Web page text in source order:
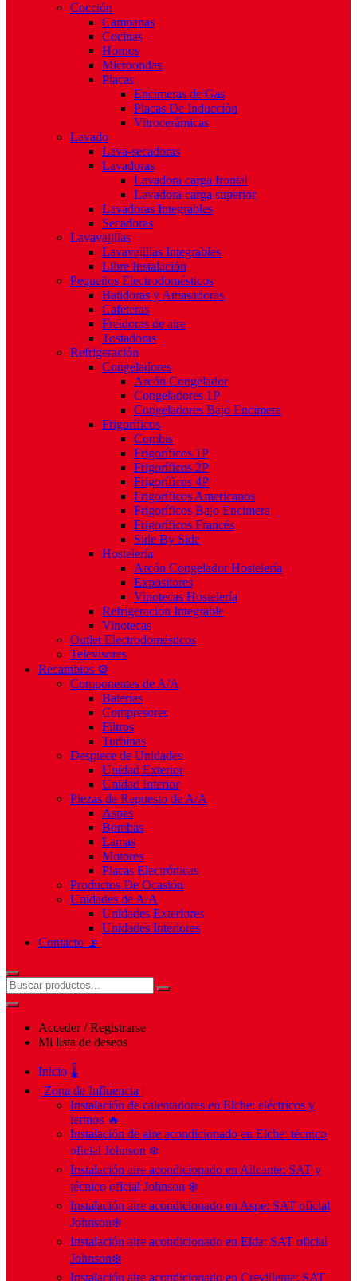
Cocción
Campanas
Cocinas
Hornos
Microondas
Placas
Encimeras de Gas
Placas De Inducción
Vitrocerámicas
Lavado
Lava-secadoras
Lavadoras
Lavadora carga frontal
Lavadora carga superior
Lavadoras Integrables
Secadoras
Lavavajillas
Lavavajillas Integrables
Libre Instalación
Pequeños Electrodomésticos
Batidoras y Amasadoras
Cafeteras
Freidoras de aire
Tostadoras
Refrigeración
Congeladores
Arcón Congelador
Congeladores 1P
Congeladores Bajo Encimera
Frigoríficos
Combis
Frigoríficos 1P
Frigoríficos 2P
Frigoríficos 4P
Frigoríficos Americanos
Frigoríficos Bajo Encimera
Frigoríficos Francés
Side By Side
Hostelería
Arcón Congelador Hostelería
Expositores
Vinotecas Hostelería
Refrigeración Integrable
Vinotecas
Outlet Electrodomésticos
Televisores
Recambios ⚙️
Componentes de A/A
Baterías
Compresores
Filtros
Turbinas
Despiece de Unidades
Unidad Exterior
Unidad Interior
Piezas de Repuesto de A/A
Aspas
Bombas
Lamas
Motores
Placas Electrónicas
Productos De Ocasión
Unidades de A/A
Unidades Exteriores
Unidades Interiores
Contacto 📡
Acceder / Registrarse
Mi lista de deseos
Inicio 🌡️
| Zona de Influencia |
Instalación de calentadores en Elche: eléctricos y
termos 🔥
Instalación de aire acondicionado en Elche: técnico
oficial Johnson ❄️
Instalación aire acondicionado en Alicante: SAT y
técnico oficial Johnson ❄️
Instalación aire acondicionado en Aspe: SAT oficial
Johnson❄️
Instalación aire acondicionado en Elda: SAT oficial
Johnson❄️
Instalación aire acondicionado en Crevillente: SAT